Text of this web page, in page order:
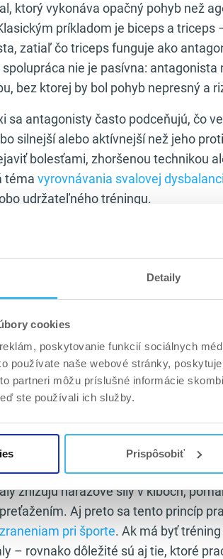
Detaily
cookies
poskytovanie funkcií sociálnych
používate naše webové stránky,
partneri môžu príslušné informácie
ste používali ich služby.
Prispôsobiť
ktorý vykonáva opačný pohyb než
príkladom je biceps a triceps
zatiaľ čo triceps funguje ako
nie je pasívna:
bez ktorej by bol pohyb nepresný a
sa antagonisty často podceňujú, čo
silnejší alebo aktívnejší než jeho
bolesťami, zhoršenou technikou
téma vyrovnávania svalovej
udržateľného tréningu.
plánovania tréningu má zmysel
aj kvôli ochrane lakťového kĺbu a
agonistami a antagonistami sa
alebo preťažený sval
je pravidelný strečing a uvoľňovanie
tréningu – či už ide o
, alebo jednoduchépretiahnutie po
zranení je pochopenie vzťahu
znižujú nárazové sily v kĺboch,
Aj preto sa tento princíp
pri športe. Ak má byť
– rovnako dôležité sú aj tie, ktoré